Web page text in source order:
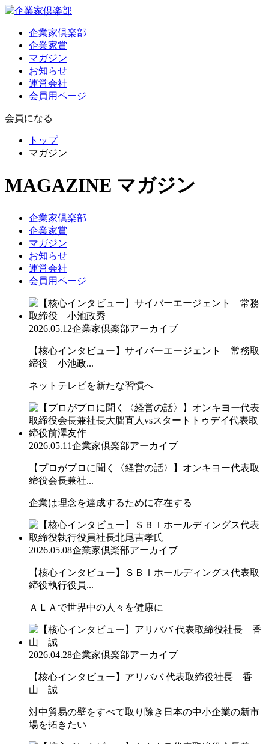
企業家倶楽部
企業家賞
マガジン
お知らせ
運営会社
会員用ページ
会員になる
トップ
マガジン
MAGAZINE マガジン
企業家倶楽部
企業家賞
マガジン
お知らせ
運営会社
会員用ページ
2026.05.12企業家倶楽部アーカイブ
【核心インタビュー】サイバーエージェント 常務取
締役 小池政...
ネットテレビを新たな習慣へ
2026.05.11企業家倶楽部アーカイブ
【プロがプロに聞く〈経営の話〉】オンキヨー代表取
締役会長兼社...
企業は理念を達成するために存在する
2026.05.08企業家倶楽部アーカイブ
【核心インタビュー】ＳＢＩホールディングス代表取
締役執行役員...
ＡＬＡで世界中の人々を健康に
2026.04.28企業家倶楽部アーカイブ
【核心インタビュー】アリババ 代表取締役社長 香
山 誠
対中貿易の壁をすべて取り除き日本の中小企業の新市
場を拓きたい